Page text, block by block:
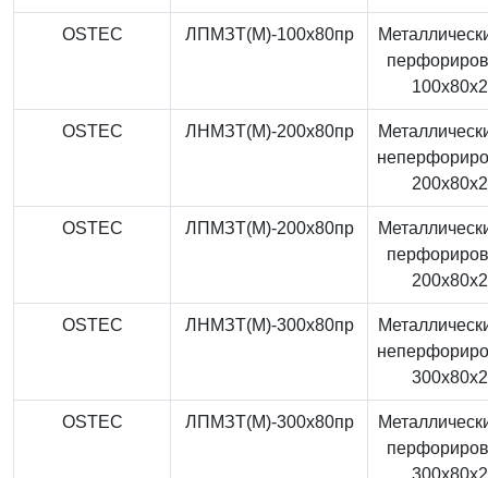
OSTEC ЛПМЗТ(М)-100x80пр
OSTEC ЛНМЗТ(М)-200x80пр
OSTEC ЛПМЗТ(М)-200x80пр
OSTEC ЛНМЗТ(М)-300x80пр
OSTEC ЛПМЗТ(М)-300x80пр